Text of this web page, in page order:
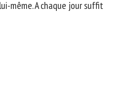
même. A chaque jour suffit